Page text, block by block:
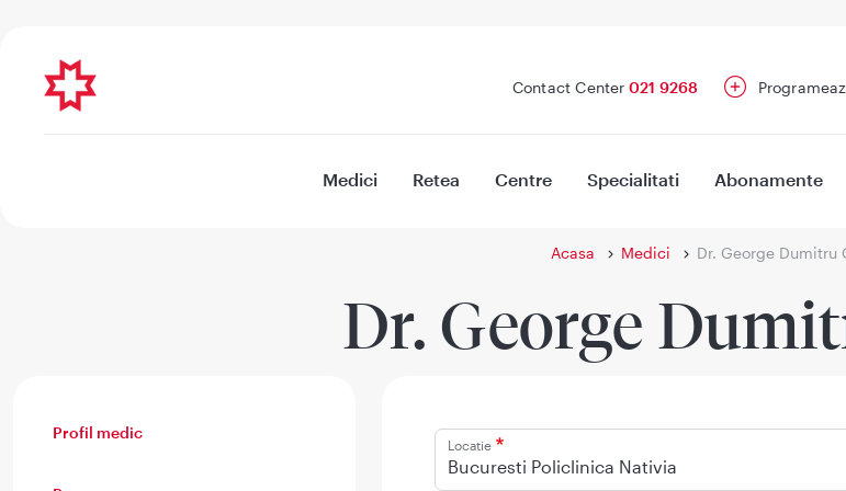
Contact Center 021 9268
Medici Retea Centre Specialitati Abonamente
Acasa Medici Dr. George Dumitru
Dr. George
Profil medic
Locatie
Bucuresti Policlinica Nativia